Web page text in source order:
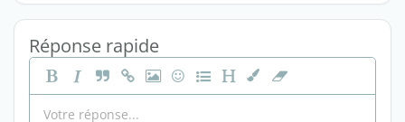
Réponse rapide